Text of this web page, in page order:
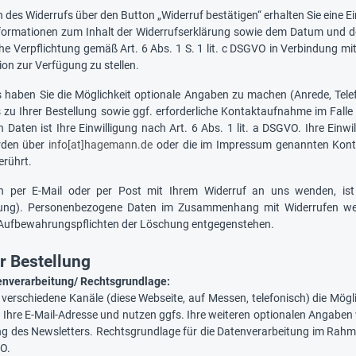
des Widerrufs über den Button „Widerruf bestätigen“ erhalten Sie eine
zum Inhalt der Widerrufserklärung sowie dem Datum und
Verpflichtung gemäß Art. 6 Abs. 1 S. 1 lit. c DSGVO in Verbindung
zur Verfügung zu stellen.
haben Sie die Möglichkeit optionale Angaben zu machen (Anrede,
zu Ihrer Bestellung sowie ggf. erforderliche Kontaktaufnahme im
Daten ist Ihre Einwilligung nach Art. 6 Abs. 1 lit. a DSGVO. Ihre
über info[at]hagemann.de oder die im Impressum genannten
per E-Mail oder per Post mit Ihrem Widerruf an uns wenden,
Personenbezogene Daten im Zusammenhang mit Widerrufen
der Löschung entgegenstehen.
Bestellung
Rechtsgrundlage:
Kanäle (diese Webseite, auf Messen, telefonisch) die
E-Mail-Adresse und nutzen ggfs. Ihre weiteren optionalen
des Newsletters. Rechtsgrundlage für die Datenverarbeitung im